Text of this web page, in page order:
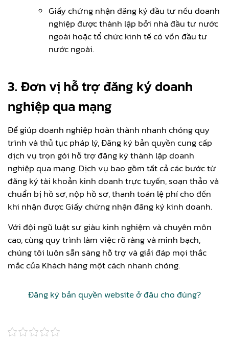
Giấy chứng nhận đăng ký đầu tư nếu doanh
nghiệp được thành lập bởi nhà đầu tư nước
ngoài hoặc tổ chức kinh tế có vốn đầu tư
nước ngoài.
3. Đơn vị hỗ trợ đăng ký doanh
nghiệp qua mạng
Để giúp doanh nghiệp hoàn thành nhanh chóng quy
trình và thủ tục pháp lý, Đăng ký bản quyền cung cấp
dịch vụ trọn gói hỗ trợ đăng ký thành lập doanh
nghiệp qua mạng. Dịch vụ bao gồm tất cả các bước từ
đăng ký tài khoản kinh doanh trực tuyến, soạn thảo và
chuẩn bị hồ sơ, nộp hồ sơ, thanh toán lệ phí cho đến
khi nhận được Giấy chứng nhận đăng ký kinh doanh.
Với đội ngũ luật sư giàu kinh nghiệm và chuyên môn
cao, cùng quy trình làm việc rõ ràng và minh bạch,
chúng tôi luôn sẵn sàng hỗ trợ và giải đáp mọi thắc
mắc của Khách hàng một cách nhanh chóng.
Đăng ký bản quyền website ở đâu cho đúng?